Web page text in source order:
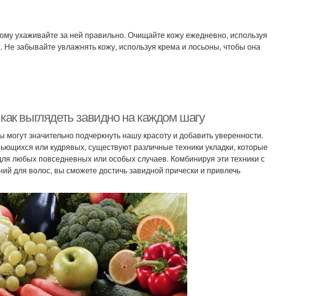
ухаживайте за ней правильно. Очищайте кожу ежедневно, используя
забывайте увлажнять кожу, используя крема и лосьоны, чтобы она
выглядеть завидно на каждом шагу
значительно подчеркнуть нашу красоту и добавить уверенности.
или кудрявых, существуют различные техники укладки, которые
любых повседневных или особых случаев. Комбинируя эти техники с
для волос, вы сможете достичь завидной прически и привлечь